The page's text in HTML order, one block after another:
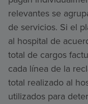
relevantes se
de servicios. Si el
al hospital de
total de cargos
cada línea de la
total realizado al
utilizados para